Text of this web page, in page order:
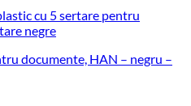
documente, HAN – negru –